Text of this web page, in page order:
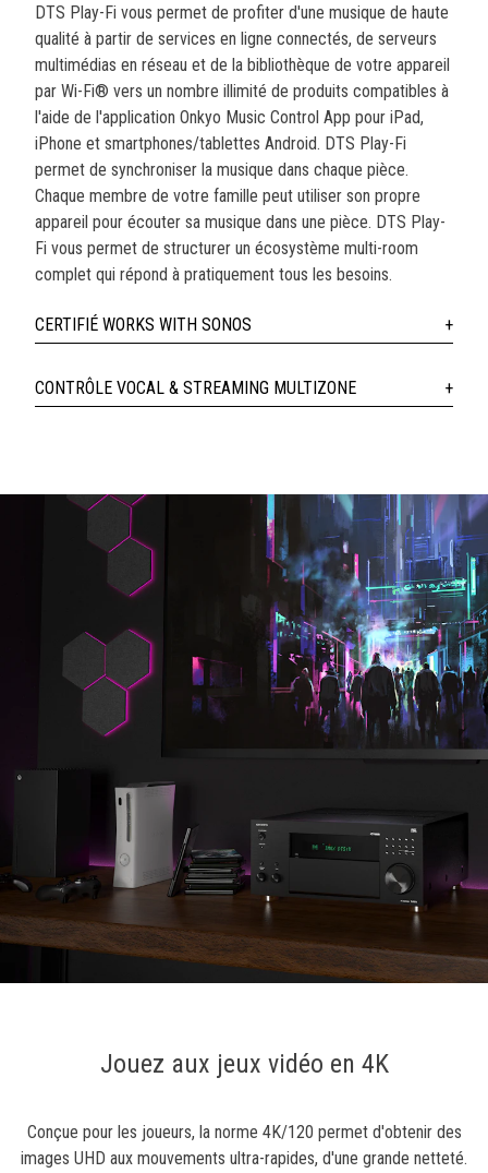
DTS Play-Fi vous permet de profiter d'une musique de haute
qualité à partir de services en ligne connectés, de serveurs
multimédias en réseau et de la bibliothèque de votre appareil
par Wi-Fi® vers un nombre illimité de produits compatibles à
l'aide de l'application Onkyo Music Control App pour iPad,
iPhone et smartphones/tablettes Android. DTS Play-Fi
permet de synchroniser la musique dans chaque pièce.
Chaque membre de votre famille peut utiliser son propre
appareil pour écouter sa musique dans une pièce. DTS Play-
Fi vous permet de structurer un écosystème multi-room
complet qui répond à pratiquement tous les besoins.
CERTIFIÉ WORKS WITH SONOS
CONTRÔLE VOCAL & STREAMING MULTIZONE
Jouez aux jeux vidéo en 4K
Conçue pour les joueurs, la norme 4K/120 permet d'obtenir des
images UHD aux mouvements ultra-rapides, d'une grande netteté.